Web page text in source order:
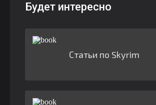
Будет интересно
Статьи по Skyrim